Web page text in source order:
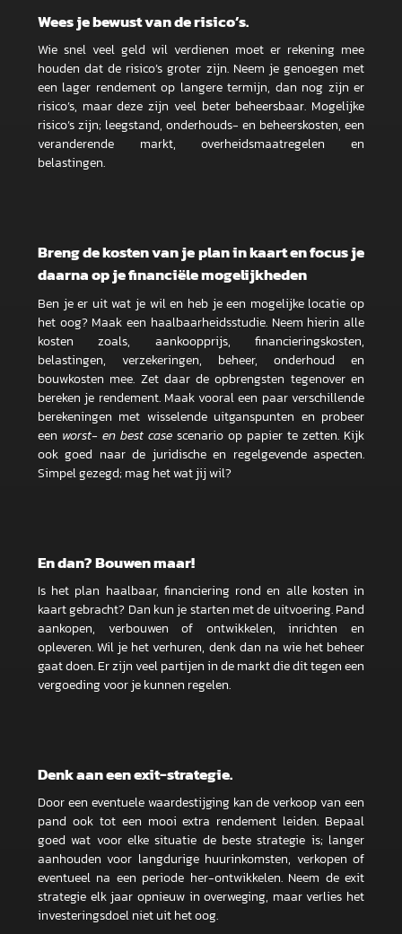
Wees je bewust van de risico’s.
Wie snel veel geld wil verdienen moet er rekening mee
houden dat de risico’s groter zijn. Neem je genoegen met
een lager rendement op langere termijn, dan nog zijn er
risico’s, maar deze zijn veel beter beheersbaar. Mogelijke
risico’s zijn; leegstand, onderhouds- en beheerskosten, een
veranderende markt, overheidsmaatregelen en
belastingen.
Breng de kosten van je plan in kaart en focus je
daarna op je financiële mogelijkheden
Ben je er uit wat je wil en heb je een mogelijke locatie op
het oog? Maak een haalbaarheidsstudie. Neem hierin alle
kosten zoals, aankoopprijs, financieringskosten,
belastingen, verzekeringen, beheer, onderhoud en
bouwkosten mee. Zet daar de opbrengsten tegenover en
bereken je rendement. Maak vooral een paar verschillende
berekeningen met wisselende uitganspunten en probeer
een worst- en best case scenario op papier te zetten. Kijk
ook goed naar de juridische en regelgevende aspecten.
Simpel gezegd; mag het wat jij wil?
En dan? Bouwen maar!
Is het plan haalbaar, financiering rond en alle kosten in
kaart gebracht? Dan kun je starten met de uitvoering. Pand
aankopen, verbouwen of ontwikkelen, inrichten en
opleveren. Wil je het verhuren, denk dan na wie het beheer
gaat doen. Er zijn veel partijen in de markt die dit tegen een
vergoeding voor je kunnen regelen.
Denk aan een exit-strategie.
Door een eventuele waardestijging kan de verkoop van een
pand ook tot een mooi extra rendement leiden. Bepaal
goed wat voor elke situatie de beste strategie is; langer
aanhouden voor langdurige huurinkomsten, verkopen of
eventueel na een periode her-ontwikkelen. Neem de exit
strategie elk jaar opnieuw in overweging, maar verlies het
investeringsdoel niet uit het oog.